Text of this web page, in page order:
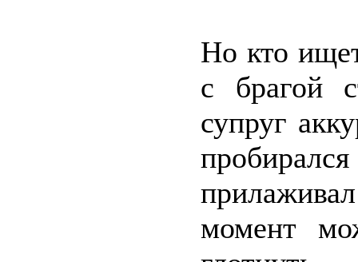
Но кто
с брагой
супруг
момент